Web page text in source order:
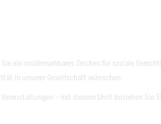
ein unübersehbares Zeichen für soziale
in unserer Gesellschaft wünschen.
– mit diesem Shirt beziehen Sie